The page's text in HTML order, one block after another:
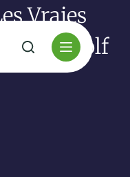
Vraies
Au Golf